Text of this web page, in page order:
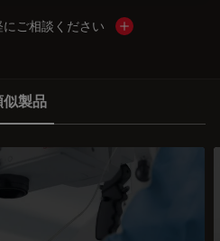
ご相談ください Show local
似製品